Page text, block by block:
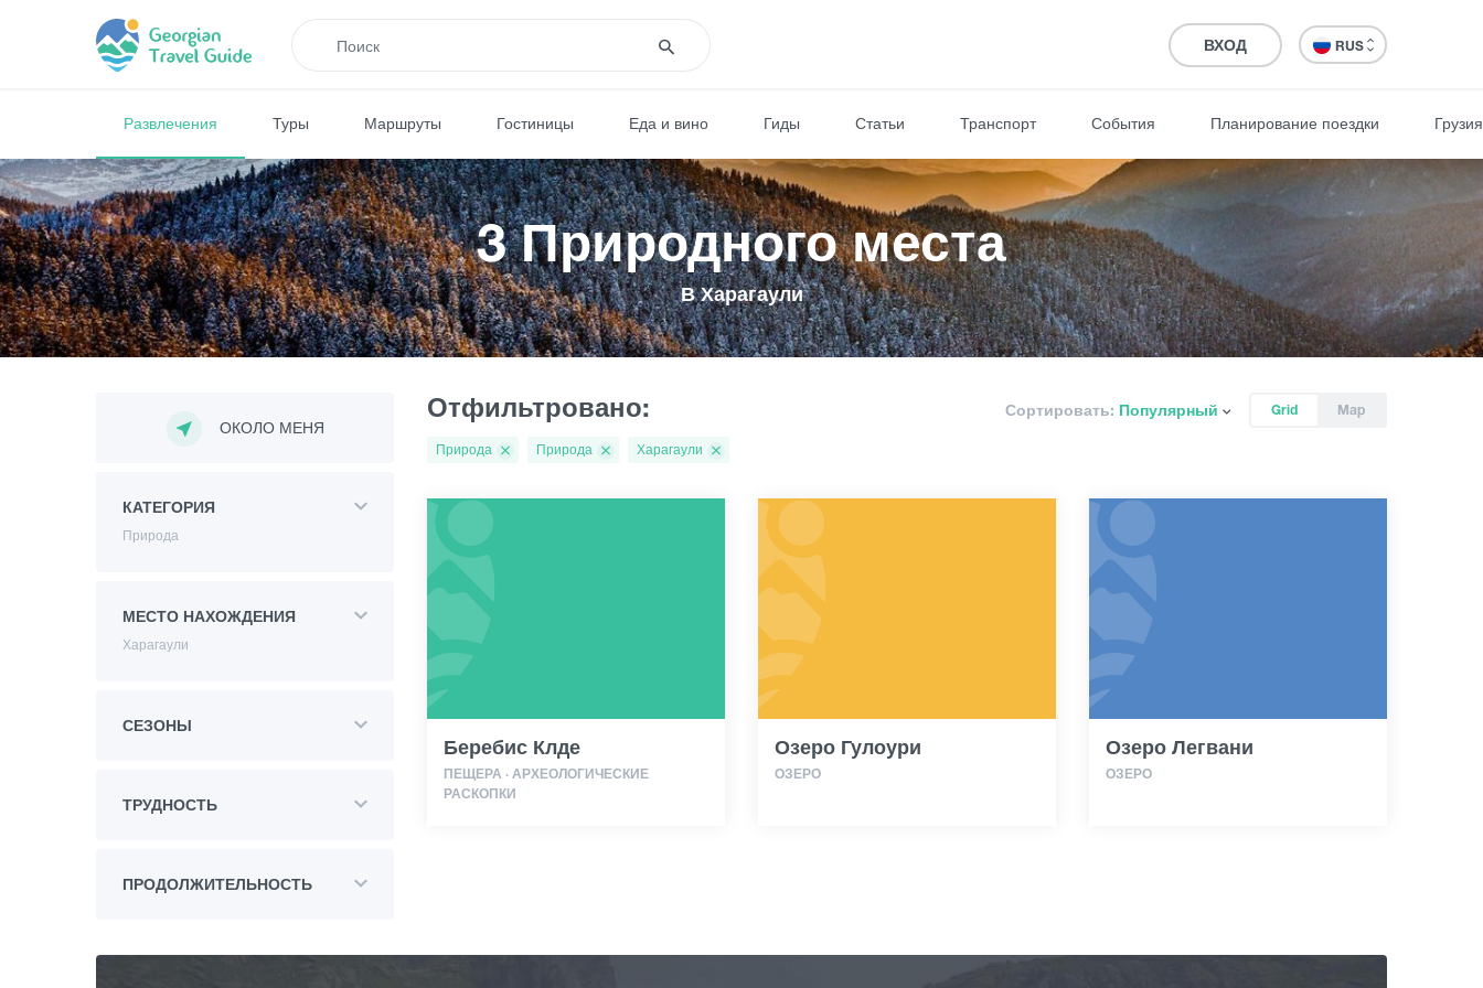
ВХОД RUS
Развлечения Туры Маршруты Гостиницы Еда и вино Гиды Статьи Транспорт События Планирование поездки Грузия
3 Природного места
В Харагаули
ОКОЛО МЕНЯ
КАТЕГОРИЯ
Природа
МЕСТО НАХОЖДЕНИЯ
Харагаули
СЕЗОНЫ
ТРУДНОСТЬ
ПРОДОЛЖИТЕЛЬНОСТЬ
Отфильтровано: Grid Map
Сортировать: Популярный
Природа Природа Харагаули
Беребис Клде
ПЕЩЕРА · АРХЕОЛОГИЧЕСКИЕ
РАСКОПКИ
Озеро Гулоури
ОЗЕРО
Озеро Легвани
ОЗЕРО